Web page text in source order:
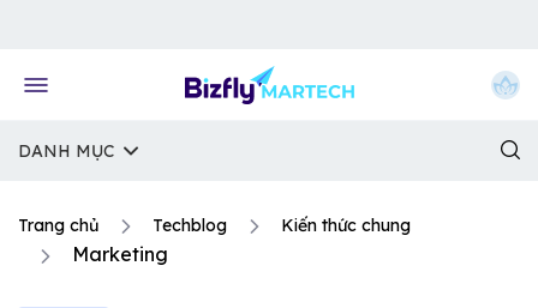
DANH MỤC
Trang chủ Techblog Kiến thức chung
Marketing